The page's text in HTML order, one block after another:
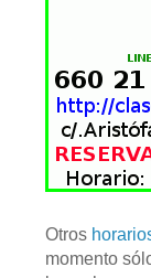
Otros
momento